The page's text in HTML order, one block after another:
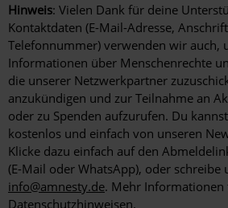
Hinweis: Vielen Dank für deine
Kontaktdaten (E-Mail-Adresse,
Telefonnummer) verwenden wir auch,
Informationen über Menschenrechte
die unserer Netzwerkpartner
anzukündigen und zur Teilnahme an
oder zu Spenden aufzurufen. Du
kostenlos und einfach von unseren
Klicke dazu einfach auf den
(E-Mail oder WhatsApp), oder schreibe
info@amnesty.de. Mehr Informationen
Datenschutzhinweisen.